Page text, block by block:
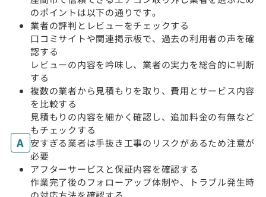
のポイントは以下の通りです。
業者の評判とレビューをチェックする
口コミサイトや関連掲示板で、過去の利用者の声を確
認する
レビューの内容を吟味し、業者の実力を総合的に判断
する
複数の業者から見積もりを取り、費用とサービス内容
を比較する
見積もりの内容を細かく確認し、追加料金の有無など
もチェックする
安すぎる業者は手抜き工事のリスクがあるため注意が
必要
アフターサービスと保証内容を確認する
作業完了後のフォローアップ体制や、トラブル発生時